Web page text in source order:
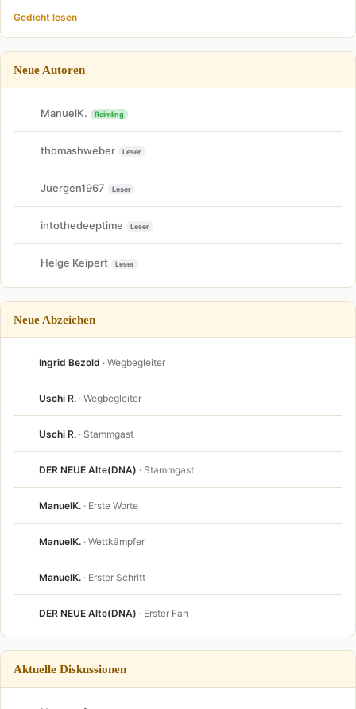
Gedicht lesen
Neue Autoren
ManuelK. Reimling
thomashweber Leser
Juergen1967 Leser
intothedeeptime Leser
Helge Keipert Leser
Neue Abzeichen
Ingrid Bezold · Wegbegleiter
Uschi R. · Wegbegleiter
Uschi R. · Stammgast
DER NEUE Alte(DNA) · Stammgast
ManuelK. · Erste Worte
ManuelK. · Wettkämpfer
ManuelK. · Erster Schritt
DER NEUE Alte(DNA) · Erster Fan
Aktuelle Diskussionen